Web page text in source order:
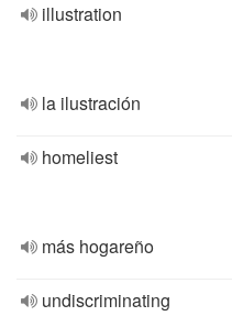
illustration
la ilustración
homeliest
más hogareño
undiscriminating